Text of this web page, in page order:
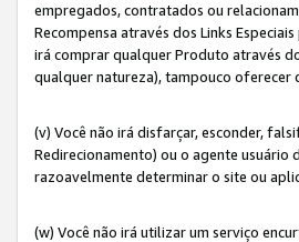
empregados, contratados ou
Recompensa através dos Links
irá comprar qualquer Produto através
qualquer natureza), tampouco oferecer
(v) Você não irá disfarçar, esconder,
Redirecionamento) ou o agente
razoavelmente determinar o site ou
(w) Você não irá utilizar um serviço